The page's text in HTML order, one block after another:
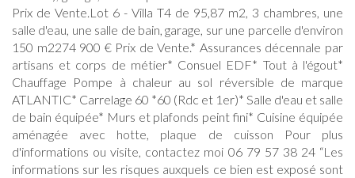
Prix de Vente.Lot 6 - Villa T4 de 95,87 m2, 3 chambres, une
salle d'eau, une salle de bain, garage, sur une parcelle d'environ
150 m2274 900 € Prix de Vente.* Assurances décennale par
artisans et corps de métier* Consuel EDF* Tout à l'égout*
Chauffage Pompe à chaleur au sol réversible de marque
ATLANTIC* Carrelage 60 *60 (Rdc et 1er)* Salle d'eau et salle
de bain équipée* Murs et plafonds peint fini* Cuisine équipée
aménagée avec hotte, plaque de cuisson Pour plus
d'informations ou visite, contactez moi 06 79 57 38 24 “Les
informations sur les risques auxquels ce bien est exposé sont